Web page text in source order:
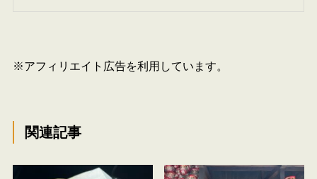
※アフィリエイト広告を利用しています。
関連記事